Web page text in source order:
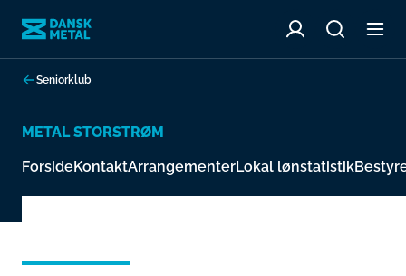
Seniorklub
METAL STORSTRØM
ForsideKontaktArrangementerLokal lønstatistik